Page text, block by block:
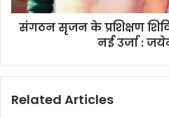
संगठन सृजन के प्रशिक्षण
नई उर्जा :
Related Articles